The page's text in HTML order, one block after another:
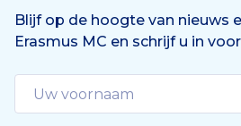
Blijf op de hoogte van nieuws
Erasmus MC en schrijf u in